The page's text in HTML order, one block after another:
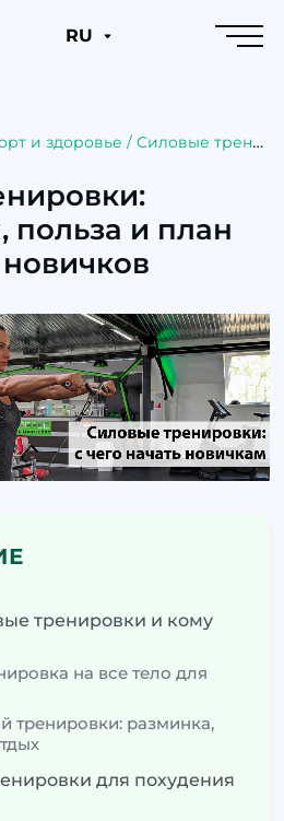
RU
и здоровье /Силовые тренировки: упражнения, польза и план занятий для новичков
и план
тренировки и кому
на все тело для
тренировки: разминка,
для похудения